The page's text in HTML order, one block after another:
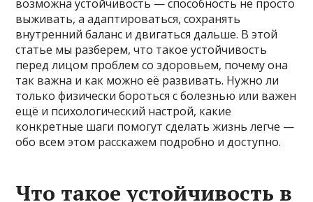
возможна устойчивость — способность не просто
выживать, а адаптироваться, сохранять
внутренний баланс и двигаться дальше. В этой
статье мы разберем, что такое устойчивость
перед лицом проблем со здоровьем, почему она
так важна и как можно её развивать. Нужно ли
только физически бороться с болезнью или важен
ещё и психологический настрой, какие
конкретные шаги помогут сделать жизнь легче —
обо всем этом расскажем подробно и доступно.
Что такое устойчивость в